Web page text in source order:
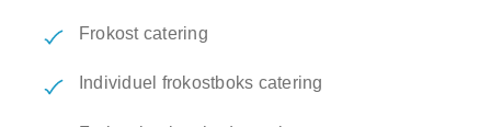
Frokost catering
Individuel frokostboks catering